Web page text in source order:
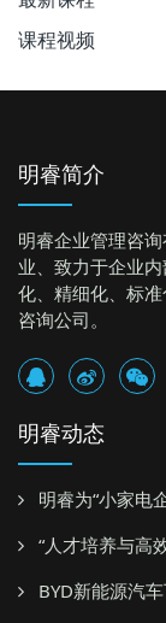
课程视频
明睿简介
明睿企业管理咨
业、致力于企业
化、精细化、标
咨询公司。
明睿动态
明睿为“小家电
“人才培养与高
BYD新能源汽